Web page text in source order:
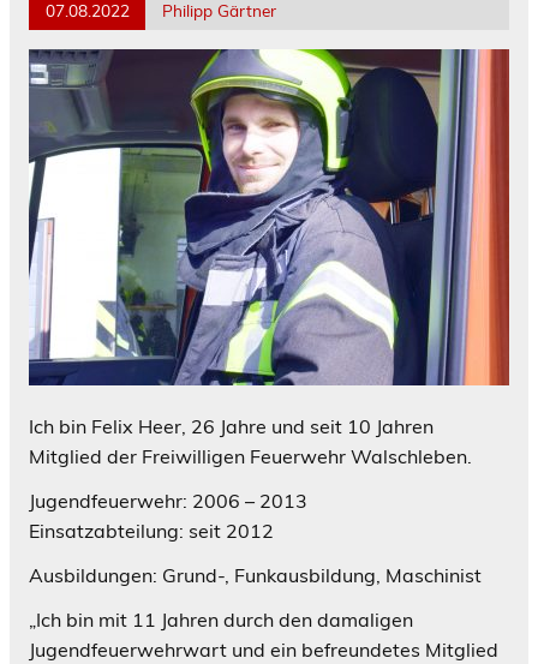
07.08.2022 Philipp Gärtner
Ich bin Felix Heer, 26 Jahre und seit 10 Jahren
Mitglied der Freiwilligen Feuerwehr Walschleben.
Jugendfeuerwehr: 2006 – 2013
Einsatzabteilung: seit 2012
Ausbildungen: Grund-, Funkausbildung, Maschinist
„Ich bin mit 11 Jahren durch den damaligen
Jugendfeuerwehrwart und ein befreundetes Mitglied